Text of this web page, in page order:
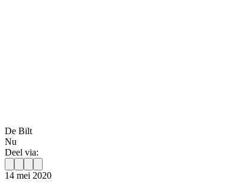
De Bilt
Nu
Deel via:
14 mei 2020